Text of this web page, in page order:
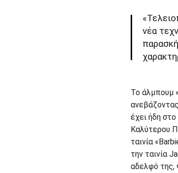
νέα
Το άλμπουμ
έχει ήδη
Καλύτερου
ταινία
την ταινία
αδελφό της,